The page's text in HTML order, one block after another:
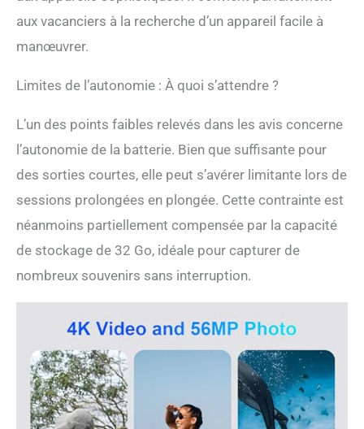
mettant en évidence
moitié sur le bouton de
l'obturateur pour une
facile à utiliser et parfait
pour tous les amateurs de
zoom numérique 16x,
vous pouvez facilement
couper le souffle à
distance. Que vous
nagez, faites de la
randonnée ou du vélo,
cette caméra est prête à
relever tous les défis
Design double écran HD :
doté d'un double écran
IPS HD de 2,8 pouces et
de 1,4 pouces, cette
caméra étanche offre une
aux vacanciers à la recherche d’un appareil facile à
manœuvrer.
Limites de l’autonomie : À quoi s’attendre ?
L’un des points faibles relevés dans les avis concerne
l’autonomie de la batterie. Bien que suffisante pour
des sorties courtes, elle peut s’avérer limitante lors de
sessions prolongées en plongée. Cette contrainte est
néanmoins partiellement compensée par la capacité
de stockage de 32 Go, idéale pour capturer de
nombreux souvenirs sans interruption.